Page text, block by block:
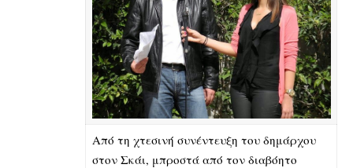
Από τη χτεσινή συνέντευξη του δημάρχου
στον Σκάι, μπροστά από τον διαβόητο